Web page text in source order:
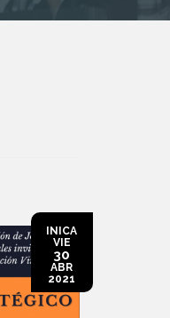
INICA
VIE
30
ABR
2021